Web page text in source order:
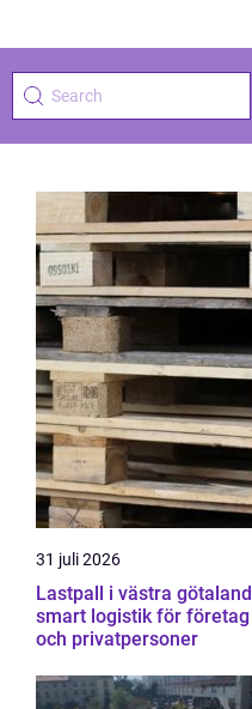
31 juli 2026
Lastpall i västra götaland
smart logistik för företag
och privatpersoner